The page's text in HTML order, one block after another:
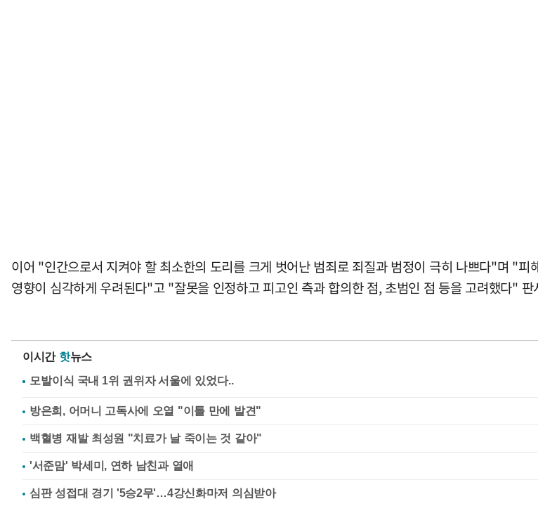
이어 "인간으로서 지켜야 할 최소한의 도리를 크게 벗어난 범죄로 죄질과 범정이 극히 나쁘다"며 "
영향이 심각하게 우려된다"고 "잘못을 인정하고 피고인 측과 합의한 점, 초범인 점 등을 고려했다" 판
이시간 핫뉴스
방은희, 어머니 고독사에 오열 "이틀 만에 발견"
백혈병 재발 최성원 "치료가 날 죽이는 것 같아"
'서준맘' 박세미, 연하 남친과 열애
심판 성접대 경기 '5승2무'…4강신화마저 의심받아